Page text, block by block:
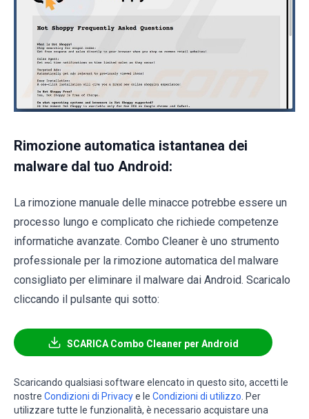
Rimozione automatica istantanea dei
malware dal tuo Android:
La rimozione manuale delle minacce potrebbe essere un
processo lungo e complicato che richiede competenze
informatiche avanzate. Combo Cleaner è uno strumento
professionale per la rimozione automatica del malware
consigliato per eliminare il malware dai Android. Scaricalo
cliccando il pulsante qui sotto:
SCARICA Combo Cleaner per Android
Scaricando qualsiasi software elencato in questo sito, accetti le
nostre Condizioni di Privacye le Condizioni di utilizzo . Per
utilizzare tutte le funzionalità, è necessario acquistare una